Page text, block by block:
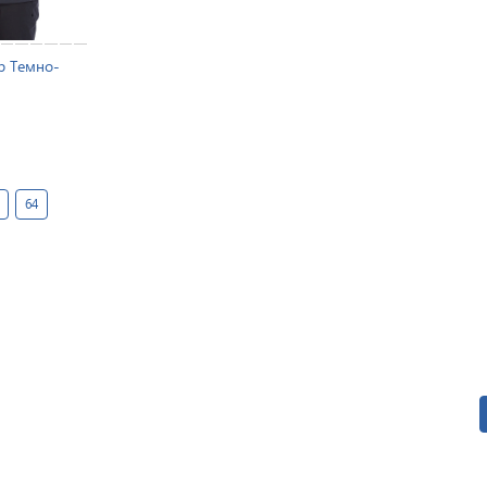
Темно-
64